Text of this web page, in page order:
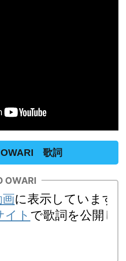
歌詞
OWARI
に表示しています
イト で歌詞を公開し